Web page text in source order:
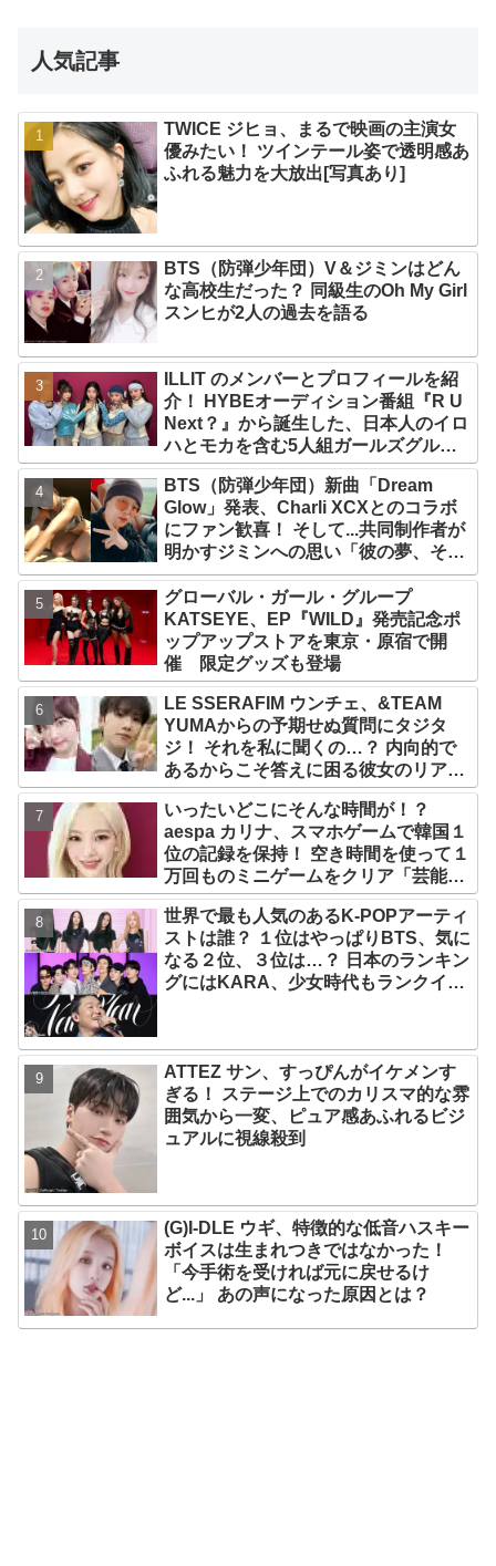
人気記事
TWICE ジヒョ、まるで映画の主演女
優みたい！ ツインテール姿で透明感あ
ふれる魅力を大放出[写真あり]
BTS（防弾少年団）V＆ジミンはどん
な高校生だった？ 同級生のOh My Girl
スンヒが2人の過去を語る
ILLIT のメンバーとプロフィールを紹
介！ HYBEオーディション番組『R U
Next？』から誕生した、日本人のイロ
ハとモカを含む5人組ガールズグルー
プ！ デビュー曲「Magnetic」がいき
なりの大ヒット
BTS（防弾少年団）新曲「Dream
Glow」発表、Charli XCXとのコラボ
にファン歓喜！ そして...共同制作者が
明かすジミンへの思い「彼の夢、そし
て彼の絶望から生まれた歌」
グローバル・ガール・グループ
KATSEYE、EP『WILD』発売記念ポ
ップアップストアを東京・原宿で開
催 限定グッズも登場
LE SSERAFIM ウンチェ、&TEAM
YUMAからの予期せぬ質問にタジタ
ジ！ それを私に聞くの…？ 内向的で
あるからこそ答えに困る彼女のリアク
ションがかわいすぎる
いったいどこにそんな時間が！？
aespa カリナ、スマホゲームで韓国１
位の記録を保持！ 空き時間を使って１
万回ものミニゲームをクリア「芸能人
たちが時間がないと言っているのは全
部嘘」
世界で最も人気のあるK-POPアーティ
ストは誰？ １位はやっぱりBTS、気に
なる２位、３位は…？ 日本のランキン
グにはKARA、少女時代もランクイ
ATTEZ サン、すっぴんがイケメンす
ぎる！ ステージ上でのカリスマ的な雰
囲気から一変、ピュア感あふれるビジ
ュアルに視線殺到
(G)I-DLE ウギ、特徴的な低音ハスキー
ボイスは生まれつきではなかった！
「今手術を受ければ元に戻せるけ
ど...」 あの声になった原因とは？